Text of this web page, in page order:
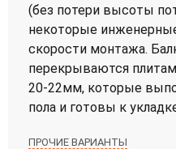
(без потери высоты
некоторые
скорости монтажа.
перекрываются
20-22мм, которые
пола и готовы к
ПРОЧИЕ ВАРИАНТЫ